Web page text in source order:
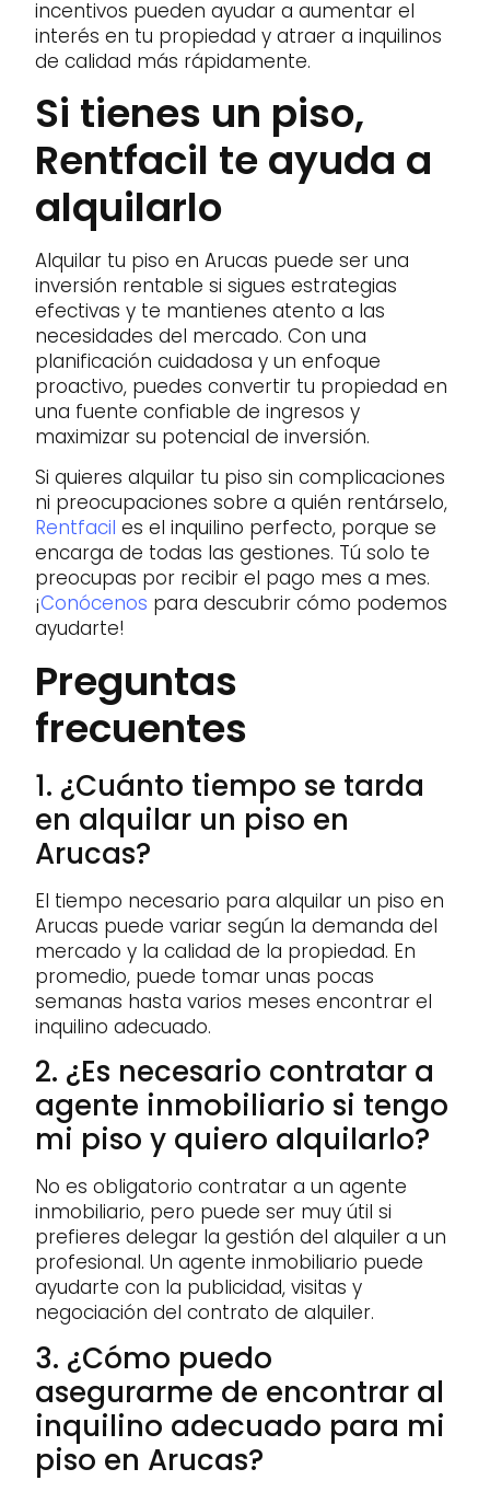
incentivos pueden ayudar a aumentar el
interés en tu propiedad y atraer a inquilinos
de calidad más rápidamente.
Si tienes un piso,
Rentfacil te ayuda a
alquilarlo
Alquilar tu piso en Arucas puede ser una
inversión rentable si sigues estrategias
efectivas y te mantienes atento a las
necesidades del mercado. Con una
planificación cuidadosa y un enfoque
proactivo, puedes convertir tu propiedad en
una fuente confiable de ingresos y
maximizar su potencial de inversión.
Si quieres alquilar tu piso sin complicaciones
ni preocupaciones sobre a quién rentárselo,
Rentfacil es el inquilino perfecto, porque se
encarga de todas las gestiones. Tú solo te
preocupas por recibir el pago mes a mes.
¡Conócenos para descubrir cómo podemos
ayudarte!
Preguntas
frecuentes
1. ¿Cuánto tiempo se tarda
en alquilar un piso en
Arucas?
El tiempo necesario para alquilar un piso en
Arucas puede variar según la demanda del
mercado y la calidad de la propiedad. En
promedio, puede tomar unas pocas
semanas hasta varios meses encontrar el
inquilino adecuado.
2. ¿Es necesario contratar a
agente inmobiliario si tengo
mi piso y quiero alquilarlo?
No es obligatorio contratar a un agente
inmobiliario, pero puede ser muy útil si
prefieres delegar la gestión del alquiler a un
profesional. Un agente inmobiliario puede
ayudarte con la publicidad, visitas y
negociación del contrato de alquiler.
3. ¿Cómo puedo
asegurarme de encontrar al
inquilino adecuado para mi
piso en Arucas?